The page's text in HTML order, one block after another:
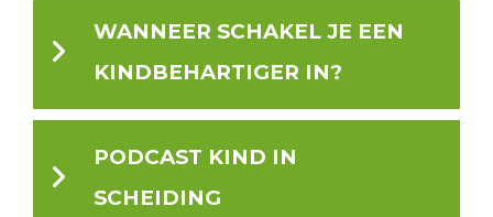
WANNEER SCHAKEL JE EEN
KINDBEHARTIGER IN?
PODCAST KIND IN
SCHEIDING